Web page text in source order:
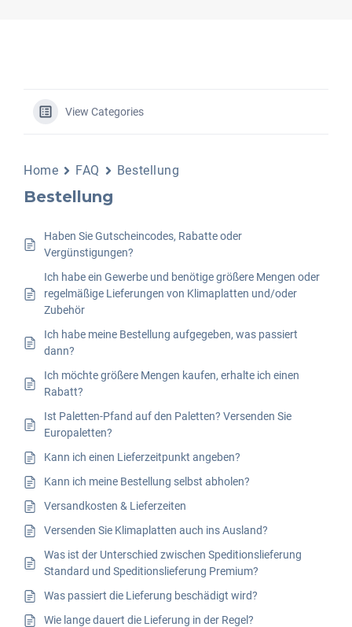
View Categories
Home FAQ Bestellung
Bestellung
Haben Sie Gutscheincodes, Rabatte oder
Vergünstigungen?
Ich habe ein Gewerbe und benötige größere Mengen oder
regelmäßige Lieferungen von Klimaplatten und/oder
Zubehör
Ich habe meine Bestellung aufgegeben, was passiert
dann?
Ich möchte größere Mengen kaufen, erhalte ich einen
Rabatt?
Ist Paletten-Pfand auf den Paletten? Versenden Sie
Europaletten?
Kann ich einen Lieferzeitpunkt angeben?
Kann ich meine Bestellung selbst abholen?
Versandkosten & Lieferzeiten
Versenden Sie Klimaplatten auch ins Ausland?
Was ist der Unterschied zwischen Speditionslieferung
Standard und Speditionslieferung Premium?
Was passiert die Lieferung beschädigt wird?
Wie lange dauert die Lieferung in der Regel?